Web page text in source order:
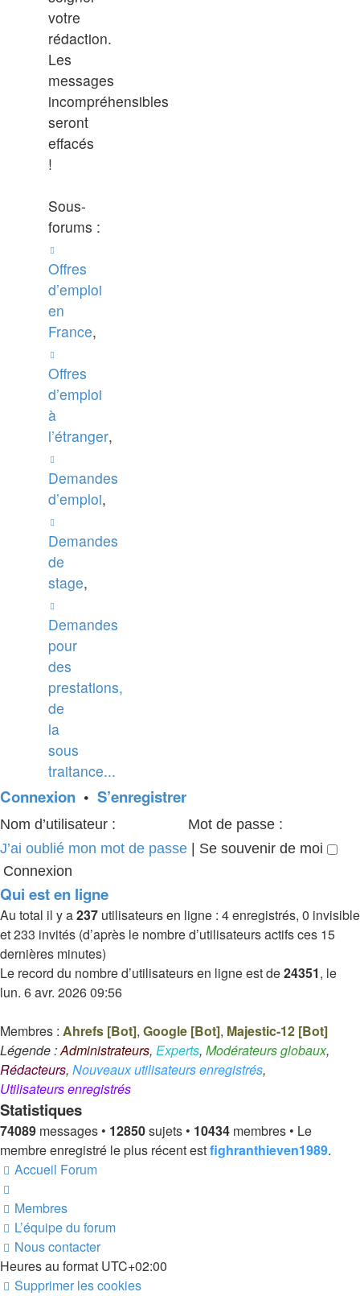
votre
rédaction.
Les
messages
incompréhensibles
seront
effacés
!
Sous-
forums :
Offres
d’emploi
en
France,
Offres
d’emploi
à
l’étranger,
Demandes
d’emploi,
Demandes
de
stage,
Demandes
pour
des
prestations,
de
la
sous
traitance...
Connexion • S’enregistrer
Nom d’utilisateur :
Mot de passe :
J’ai oublié mon mot de passe
Se souvenir de moi
Qui est en ligne
Au total il y a237 utilisateurs en ligne : 4 enregistrés, 0 invisible
et 233 invités (d’après le nombre d’utilisateurs actifs ces 15
dernières minutes)
Le record du nombre d’utilisateurs en ligne est de24351, le
lun. 6 avr. 2026 09:56
Membres : Ahrefs [Bot], Google [Bot], Majestic-12 [Bot]
Légende :Administrateurs, Experts, Modérateurs globaux,
Rédacteurs, Nouveaux utilisateurs enregistrés,
Utilisateurs enregistrés
Statistiques
74089 messages • 12850sujets • 10434 membres • Le
membre enregistré le plus récent estfighranthieven1989.
Accueil Forum
Membres
L’équipe du forum
Nous contacter
Heures au format UTC+02:00
Supprimer les cookies